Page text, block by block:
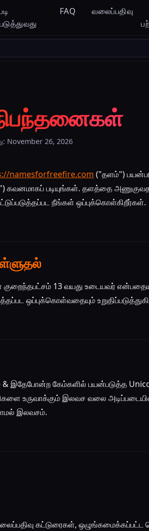
FAQ
வலைப்பதிவு
November 26, 2026
namesforfreefire.com ("தளம்")
கவனமாகப் படியுங்கள். தளத்தை
நீங்கள் ஒப்புக்கொள்கிறீர்கள்.
13 வயது உடையவர்
ஒப்புக்கொள்வதையும்
& இதேபோன்ற கேம்களில் பயன்படுத்த
உருவாக்கும் இலவச வலை
இலவசம்.
கட்டுரைகள், ஒழுங்கமைக்கப்பட்ட